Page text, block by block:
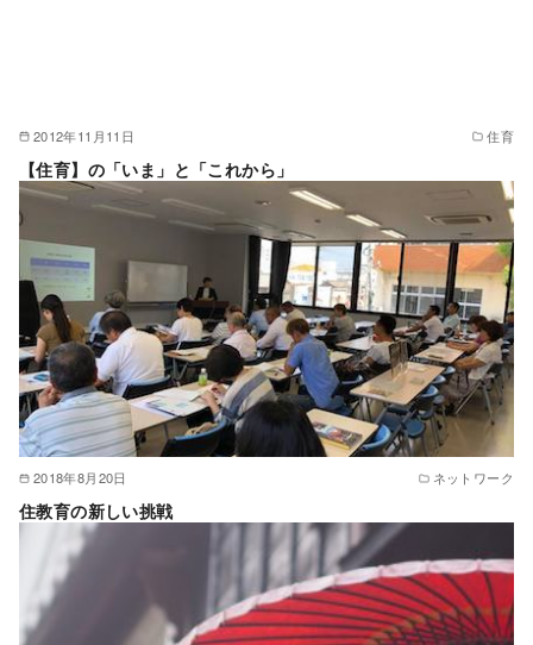
2012年11月11日 住育
【住育】の「いま」と「これから」
2018年8月20日 ネットワーク
住教育の新しい挑戦